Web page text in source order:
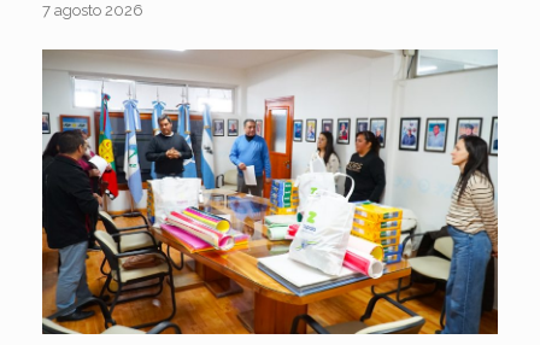
7 agosto 2026